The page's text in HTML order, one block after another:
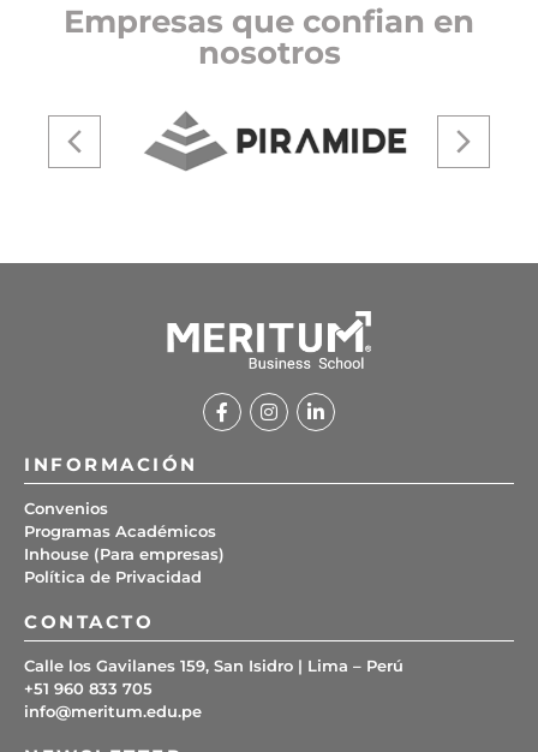
Empresas que confian en
nosotros
INFORMACIÓN
Convenios
Programas Académicos
Inhouse (Para empresas)
Política de Privacidad
CONTACTO
Calle los Gavilanes 159, San Isidro | Lima – Perú
+51 960 833 705
info@meritum.edu.pe